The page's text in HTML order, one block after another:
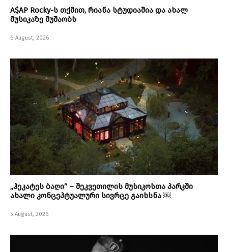
A$AP Rocky-ს თქმით, რიანა სტუდიაშია და ახალ
მუსიკაზე მუშაობს
6 August, 2026
„ჰეკატეს ბაღი“ – შეკვეთილის მუსიკოსთა პარკში
ახალი კონცეპტუალური სივრცე გაიხსნა ￼
5 August, 2026